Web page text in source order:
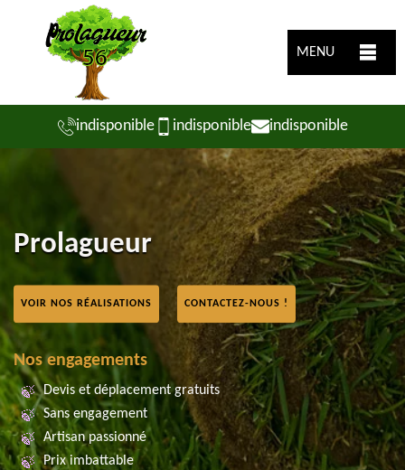
MENU
indisponible indisponible indisponible
Prolagueur
VOIR NOS RÉALISATIONS CONTACTEZ-NOUS !
Nos engagements
Devis et déplacement gratuits
Sans engagement
Artisan passionné
Prix imbattable